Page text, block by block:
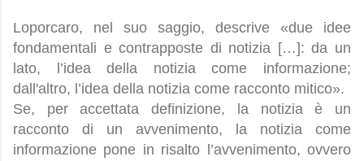
Loporcaro, nel suo saggio, descrive «due idee
fondamentali e contrapposte di notizia […]: da un
lato, l’idea della notizia come informazione;
dall'altro, l’idea della notizia come racconto mitico».
Se, per accettata definizione, la notizia è un
racconto di un avvenimento, la notizia come
informazione pone in risalto l’avvenimento, ovvero